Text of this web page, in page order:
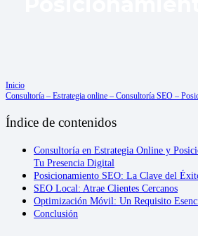
Inicio
Consultoría – Estrategia online – Consultoría SEO –
Índice de contenidos
Consultoría en Estrategia Online y
Tu Presencia Digital
Posicionamiento SEO: La Clave del
SEO Local: Atrae Clientes Cercanos
Optimización Móvil: Un Requisito
Conclusión